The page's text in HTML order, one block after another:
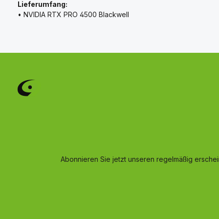
Lieferumfang:
• NVIDIA RTX PRO 4500 Blackwell
Abonnieren Sie jetzt unseren regelmäßig